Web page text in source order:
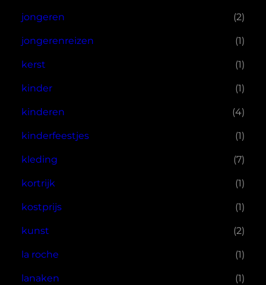
jongeren (2)
jongerenreizen (1)
kerst (1)
kinder (1)
kinderen (4)
kinderfeestjes (1)
kleding (7)
kortrijk (1)
kostprijs (1)
kunst (2)
la roche (1)
lanaken (1)